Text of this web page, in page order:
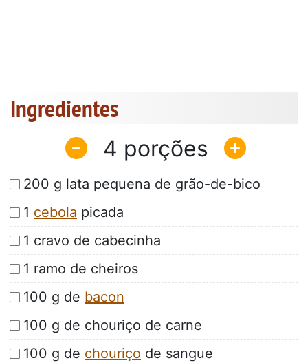
Ingredientes
4
200 g lata pequena de grão-de-bico
1 cebola picada
1 cravo de cabecinha
1 ramo de cheiros
100 g de bacon
100 g de chouriço de carne
100 g de chouriço de sangue